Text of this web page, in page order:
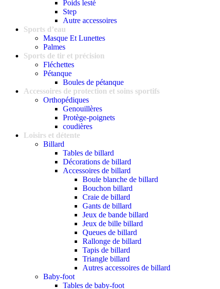
Poids lesté
Step
Autre accessoires
Sports d’eau
Masque Et Lunettes
Palmes
Sports de tir et précision
Fléchettes
Pétanque
Boules de pétanque
Accessoires de protection et soins sportifs
Orthopédiques
Genouillères
Protège-poignets
coudières
Loisirs et détente
Billard
Tables de billard
Décorations de billard
Accessoires de billard
Boule blanche de billard
Bouchon billard
Craie de billard
Gants de billard
Jeux de bande billard
Jeux de bille billard
Queues de billard
Rallonge de billard
Tapis de billard
Triangle billard
Autres accessoires de billard
Baby-foot
Tables de baby-foot